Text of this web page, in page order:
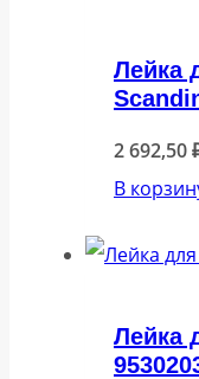
Лейка
2 692,50
В
Лейка